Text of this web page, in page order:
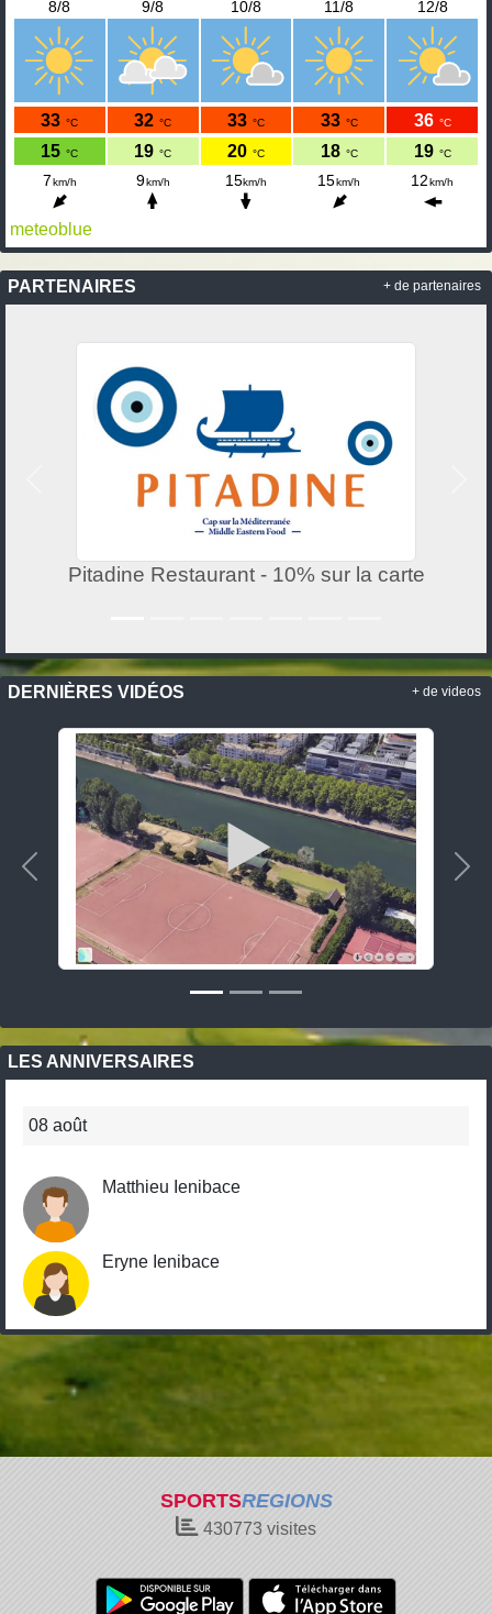
meteoblue
PARTENAIRES
Pitadine Restaurant - 10% sur la carte
+ de partenaires
DERNIÈRES VIDÉOS
Précedent
+ de videos
LES ANNIVERSAIRES
08 août
Matthieu Ienibace
Eryne Ienibace
SPORTSREGIONS
430773 visites